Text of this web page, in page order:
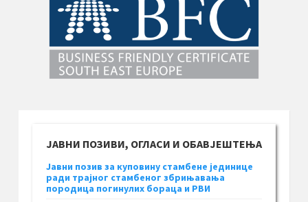
ЈАВНИ ПОЗИВИ, ОГЛАСИ И ОБАВЈЕШТЕЊА
Јавни позив за куповину стамбене јединице
ради трајног стамбеног збрињавања
породица погинулих бораца и РВИ